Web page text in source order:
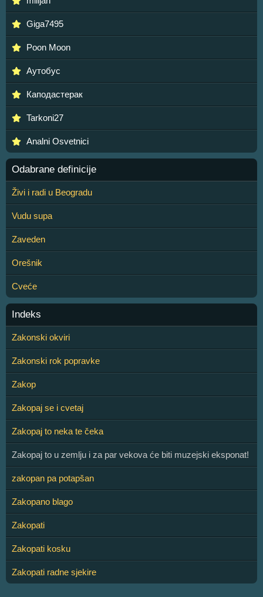
Giga7495
Poon Moon
Аутобус
Каподастерак
Tarkoni27
Analni Osvetnici
Odabrane definicije
Živi i radi u Beogradu
Vudu supa
Zaveden
Orešnik
Cveće
Indeks
Zakonski okviri
Zakonski rok popravke
Zakop
Zakopaj se i cvetaj
Zakopaj to neka te čeka
Zakopaj to u zemlju i za par vekova će biti muzejski eksponat!
zakopan pa potapšan
Zakopano blago
Zakopati
Zakopati kosku
Zakopati radne sjekire